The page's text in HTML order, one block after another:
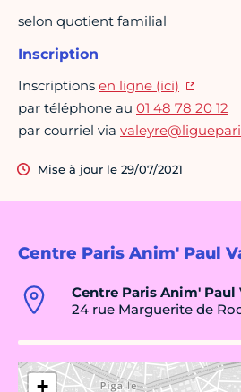
Centre Paris Anim' Paul
Centre Paris Anim' Paul
24 rue Marguerite de
+
selon quotient familial
Inscription
Inscriptions en ligne (ici)
par téléphone au 01 48 78 20 12
par courriel via
Mise à jour le 29/07/2021